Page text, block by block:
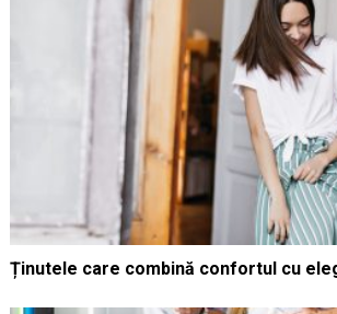
Ținutele care combină confortul cu